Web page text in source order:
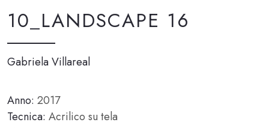
10_LANDSCAPE 16
Gabriela Villareal
Anno: 2017
Tecnica: Acrilico su tela